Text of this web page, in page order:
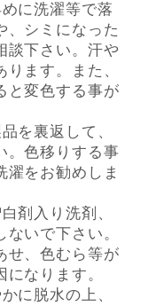
に洗濯等で落
、シミになった
談下さい。汗や
ます。また、
と変色する事が
を裏返して、
。色移りする事
濯をお勧めしま
剤入り洗剤、
いで下さい。
せ、色むら等が
なります。
に脱水の上、